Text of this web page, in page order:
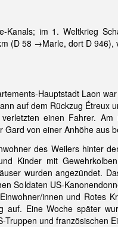
im 1. Weltkrieg
(D 58 →Marle, dort D
Hauptstadt Laon
auf dem Rückzug
einen Fahrer.
Gard von einer Anhöhe aus
des Weilers hinter
Kinder mit
wurden angezündet.
Soldaten US-
innen und Rotes
auf. Eine Woche später
Truppen und französischen